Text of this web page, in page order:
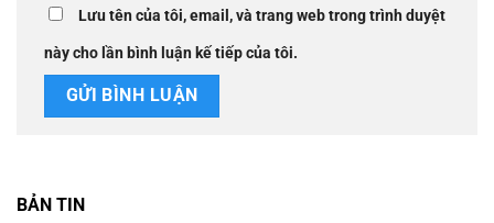
Lưu tên của tôi, email, và trang web trong trình duyệt
này cho lần bình luận kế tiếp của tôi.
BẢN TIN